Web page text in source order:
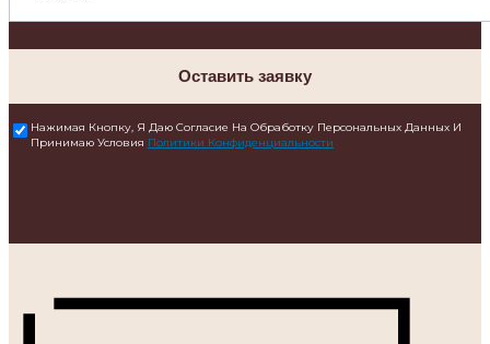
Оставить заявку
Нажимая Кнопку, Я Даю Согласие На Обработку Персональных Данных И
Принимаю Условия Политики Конфиденциальности